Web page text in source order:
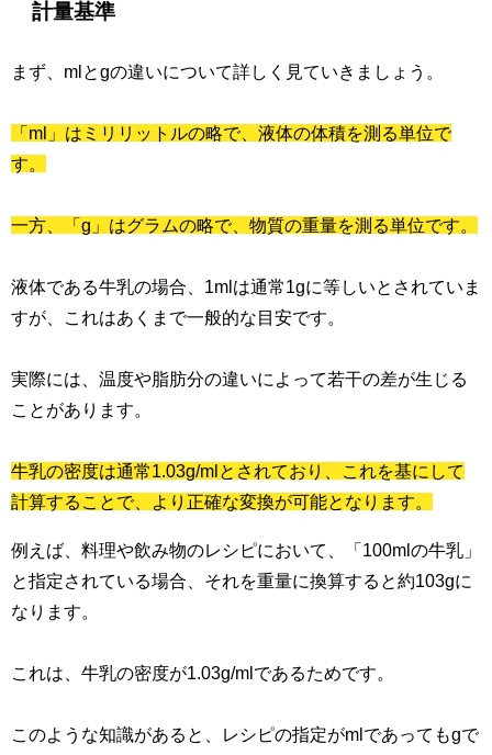
計量基準
まず、mlとgの違いについて詳しく見ていきましょう。
「ml」はミリリットルの略で、液体の体積を測る単位で
す。
一方、「g」はグラムの略で、物質の重量を測る単位です。
液体である牛乳の場合、1mlは通常1gに等しいとされていま
すが、これはあくまで一般的な目安です。
実際には、温度や脂肪分の違いによって若干の差が生じる
ことがあります。
牛乳の密度は通常1.03g/mlとされており、これを基にして
計算することで、より正確な変換が可能となります。
例えば、料理や飲み物のレシピにおいて、「100mlの牛乳」
と指定されている場合、それを重量に換算すると約103gに
なります。
これは、牛乳の密度が1.03g/mlであるためです。
このような知識があると、レシピの指定がmlであってもgで